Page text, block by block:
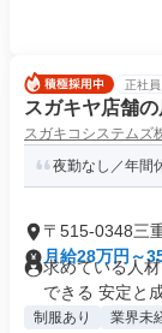
正社員
スガキヤ店舗
スガキコシステムズ
夜勤なし／年間
〒515-0348三
月給28万円～
求めている人
できる 安定と
制服あり 業界未